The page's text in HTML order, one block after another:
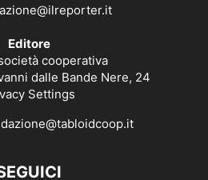
Editore
cooperativa
dalle Bande Nere, 24
Settings